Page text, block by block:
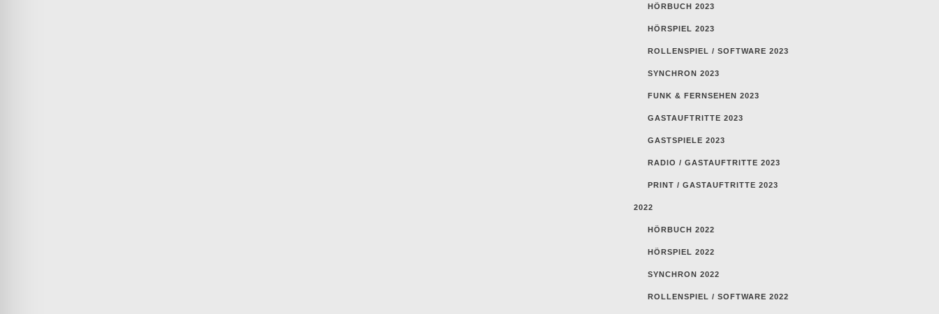
HÖRBUCH 2023
HÖRSPIEL 2023
ROLLENSPIEL / SOFTWARE 2023
SYNCHRON 2023
FUNK & FERNSEHEN 2023
GASTAUFTRITTE 2023
GASTSPIELE 2023
RADIO / GASTAUFTRITTE 2023
PRINT / GASTAUFTRITTE 2023
2022
HÖRBUCH 2022
HÖRSPIEL 2022
SYNCHRON 2022
ROLLENSPIEL / SOFTWARE 2022